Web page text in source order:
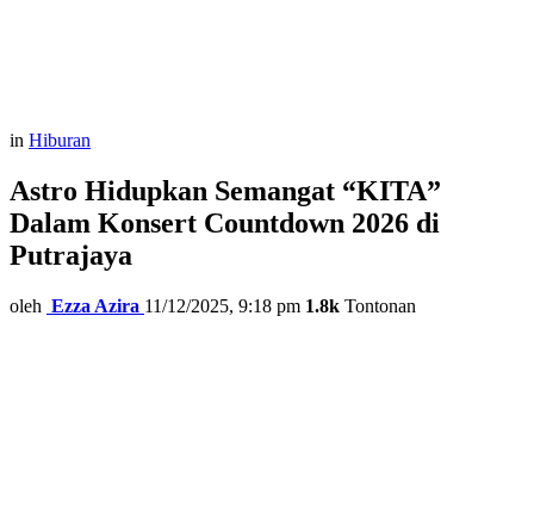
in Hiburan
Astro Hidupkan Semangat “KITA”
Dalam Konsert Countdown 2026 di
Putrajaya
oleh Ezza Azira 11/12/2025, 9:18 pm 1.8k Tontonan